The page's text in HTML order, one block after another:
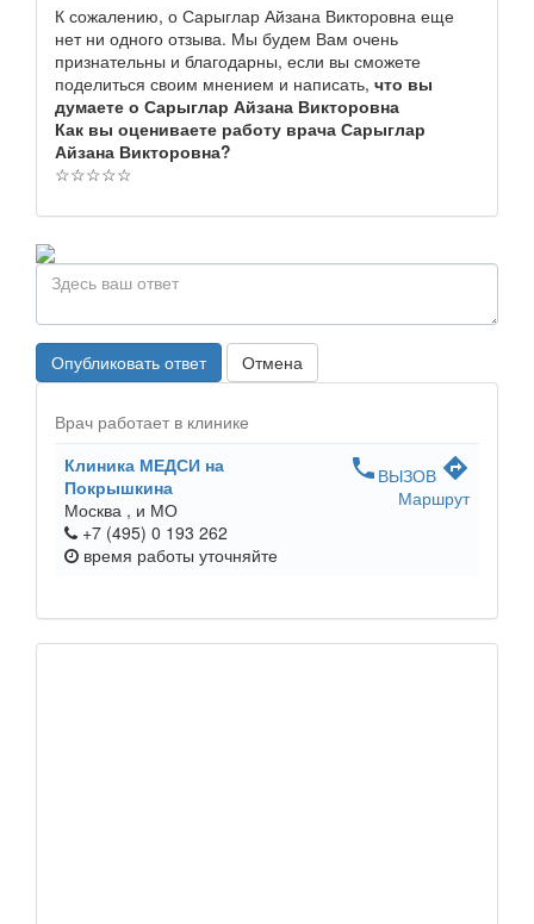
К сожалению, о Сарыглар Айзана Викторовна еще
нет ни одного отзыва. Мы будем Вам очень
признательны и благодарны, если вы сможете
поделиться своим мнением и написать, что вы
думаете о Сарыглар Айзана Викторовна
Как вы оцениваете работу врача Сарыглар
Айзана Викторовна?
☆☆☆☆☆
Опубликовать ответ Отмена
Врач работает в клинике
Клиника МЕДСИ на
Покрышкина
Москва , и МО
+7 (495) 0 193 262
время работы уточняйте
phone ВЫЗОВ directions
Маршрут